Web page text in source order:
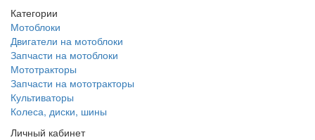
Категории
Мотоблоки
Двигатели на мотоблоки
Запчасти на мотоблоки
Мототракторы
Запчасти на мототракторы
Культиваторы
Колеса, диски, шины
Личный кабинет